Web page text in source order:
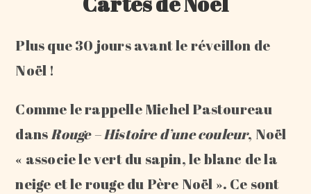
Plus que 30 jours avant le réveillon de
Noël !
Comme le rappelle Michel Pastoureau
dansRouge – Histoire d’une couleur, Noël
« associe le vert du sapin, le blanc de la
neige et le rouge du Père Noël ». Ce sont